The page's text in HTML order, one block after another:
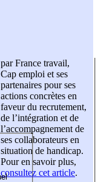
par France travail,
Cap emploi et ses
partenaires pour ses
actions concrètes en
faveur du recrutement,
de l’intégration et de
l’accompagnement de
ses collaborateurs en
situation de handicap.
Pour en savoir plus,
consultez cet article.